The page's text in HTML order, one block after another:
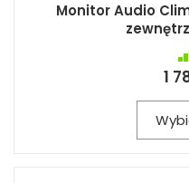
Monitor Audio
1